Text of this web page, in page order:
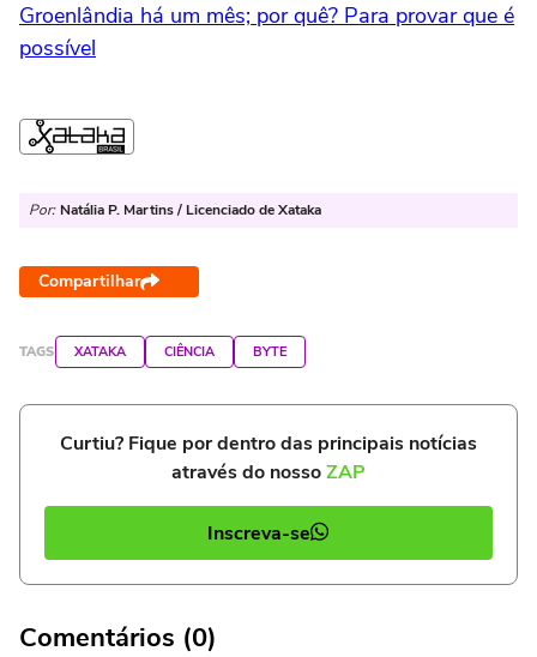
Groenlândia há um mês; por quê? Para provar que é
possível
Por: Natália P. Martins / Licenciado de Xataka
Compartilhar
TAGS XATAKA CIÊNCIA BYTE
Curtiu? Fique por dentro das principais notícias
através do nossoZAP
Inscreva-se
Comentários (0)